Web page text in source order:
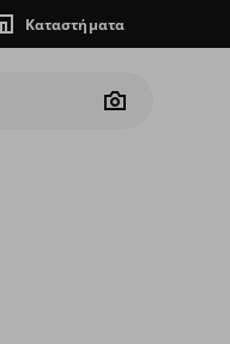
Καταστήματα
Camera